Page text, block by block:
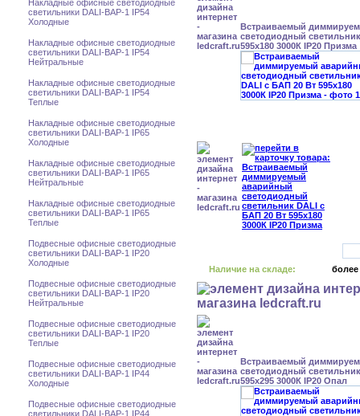
Накладные офисные светодиодные
светильники DALI-BAP-1 IP54
Холодные
Накладные офисные светодиодные
светильники DALI-BAP-1 IP54
Нейтральные
Накладные офисные светодиодные
светильники DALI-BAP-1 IP54
Теплые
Накладные офисные светодиодные
светильники DALI-BAP-1 IP65
Холодные
Накладные офисные светодиодные
светильники DALI-BAP-1 IP65
Нейтральные
Накладные офисные светодиодные
светильники DALI-BAP-1 IP65
Теплые
Подвесные офисные светодиодные
светильники DALI-BAP-1 IP20
Холодные
Подвесные офисные светодиодные
светильники DALI-BAP-1 IP20
Нейтральные
Подвесные офисные светодиодные
светильники DALI-BAP-1 IP20
Теплые
Подвесные офисные светодиодные
светильники DALI-BAP-1 IP44
Холодные
Подвесные офисные светодиодные
светильники DALI-BAP-1 IP44
Встраиваемый
светодиодный
595x180 3000К IP20 Призма
Наличие на складе: более
Встраиваемый
светодиодный
595x295 3000К IP20 Опал